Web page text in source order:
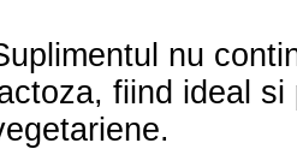
nu
fiind ideal